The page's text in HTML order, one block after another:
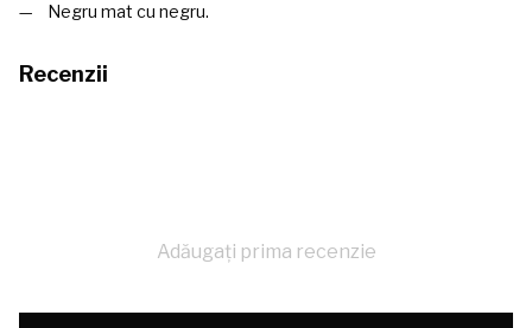
Negru mat cu negru.
Recenzii
Adăugați prima recenzie